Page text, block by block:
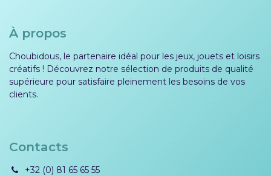
À propos
Choubidous, le partenaire idéal pour les jeux, jouets et loisirs
créatifs ! Découvrez notre sélection de produits de qualité
supérieure pour satisfaire pleinement les besoins de vos
clients.
Contacts
+32 (0) 81 65 65 55